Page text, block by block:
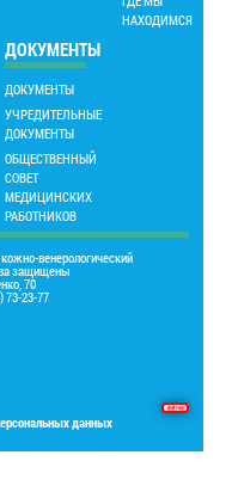
НАХОДИМСЯ
ДОКУМЕНТЫ
ДОКУМЕНТЫ
УЧРЕДИТЕЛЬНЫЕ
ДОКУМЕНТЫ
ОБЩЕСТВЕННЫЙ
СОВЕТ
МЕДИЦИНСКИХ
РАБОТНИКОВ
венерологический
защищены
70
73-23-77
данных